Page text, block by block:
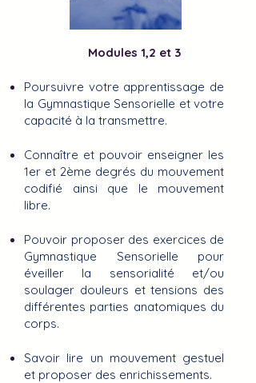
Modules 1,2 et 3
Poursuivre votre apprentissage de
la Gymnastique Sensorielle et votre
capacité à la transmettre.
Connaître et pouvoir enseigner les
1er et 2ème degrés du mouvement
codifié ainsi que le mouvement
libre.
Pouvoir proposer des exercices de
Gymnastique Sensorielle pour
éveiller la sensorialité et/ou
soulager douleurs et tensions des
différentes ​parties anatomiques du
corps.
Savoir lire un mouvement gestuel
et proposer des enrichissements.